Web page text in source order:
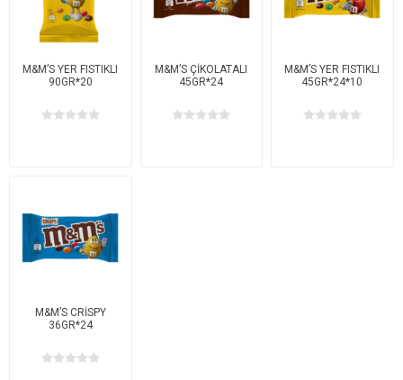
M&M’S YER FISTIKLI
90GR*20
M&M’S ÇİKOLATALI
45GR*24
M&M’S YER FISTIKLI
45GR*24*10
M&M’S CRİSPY
36GR*24